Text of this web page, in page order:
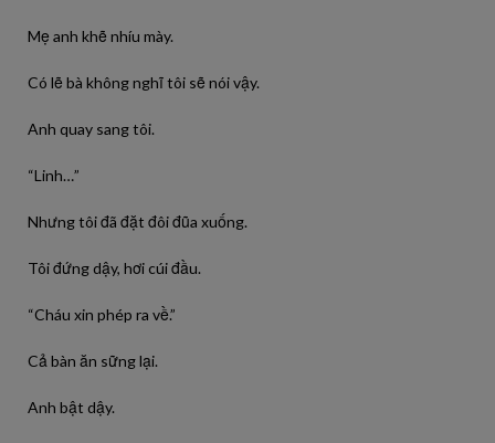
Mẹ anh khẽ nhíu mày.
Có lẽ bà không nghĩ tôi sẽ nói vậy.
Anh quay sang tôi.
“Linh…”
Nhưng tôi đã đặt đôi đũa xuống.
Tôi đứng dậy, hơi cúi đầu.
“Cháu xin phép ra về.”
Cả bàn ăn sững lại.
Anh bật dậy.